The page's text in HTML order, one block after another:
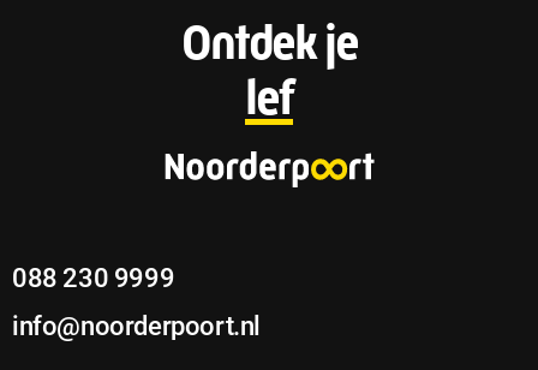
F
o
o
Ontdek je
lef
088 230 9999
info@noorderpoort.nl